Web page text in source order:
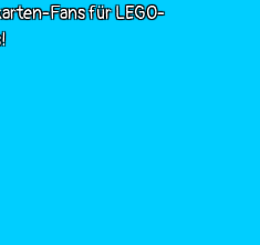
Fans für LEGO-